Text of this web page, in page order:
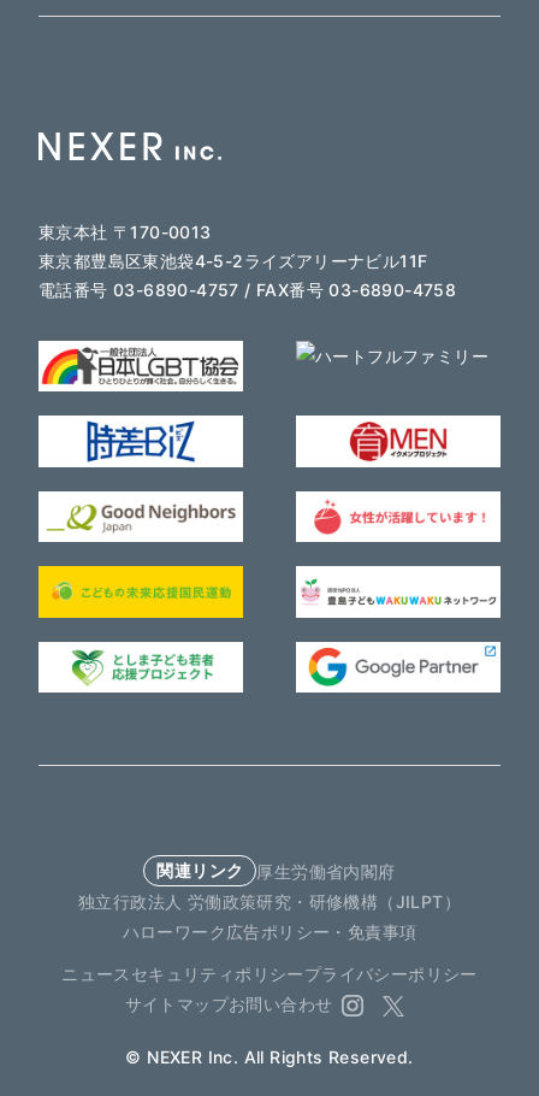
東京本社 〒170-0013
東京都豊島区東池袋4-5-2ライズアリーナビル11F
電話番号 03-6890-4757 / FAX番号 03-6890-4758
関連リンク 厚生労働省内閣府
独立行政法人 労働政策研究・研修機構（JILPT）
ハローワーク広告ポリシー・免責事項
ニュース セキュリティポリシープライバシーポリシー
サイトマップお問い合わせ
© NEXER Inc. All Rights Reserved.